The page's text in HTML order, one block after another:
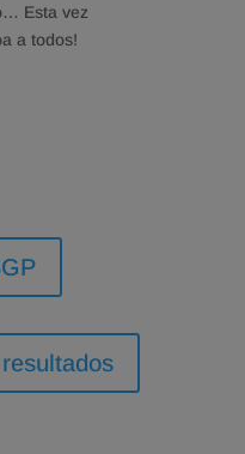
Esta vez
a todos!